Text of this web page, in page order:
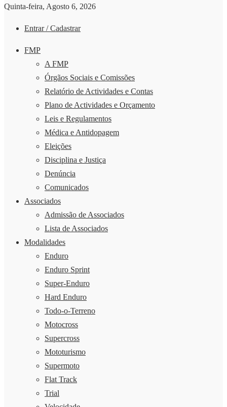
Quinta-feira, Agosto 6, 2026
Entrar / Cadastrar
FMP
A FMP
Órgãos Sociais e Comissões
Relatório de Actividades e Contas
Plano de Actividades e Orçamento
Leis e Regulamentos
Médica e Antidopagem
Eleições
Disciplina e Justiça
Denúncia
Comunicados
Associados
Admissão de Associados
Lista de Associados
Modalidades
Enduro
Enduro Sprint
Super-Enduro
Hard Enduro
Todo-o-Terreno
Motocross
Supercross
Mototurismo
Supermoto
Flat Track
Trial